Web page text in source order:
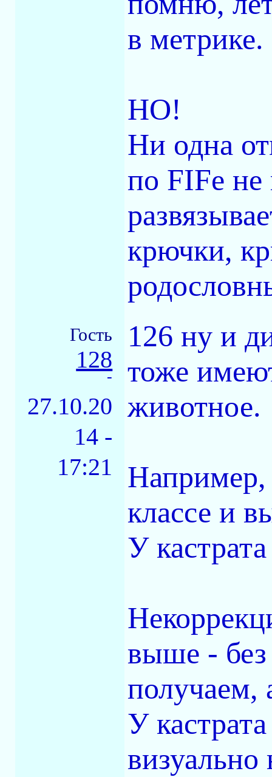
в метрике.
НО!
Ни одна
по FIFe не
крючки,
Гость
128
-
27.10.20
14 -
17:21
126 ну и
тоже
животное.
Например,
классе и
У
выше - без
получаем,
У